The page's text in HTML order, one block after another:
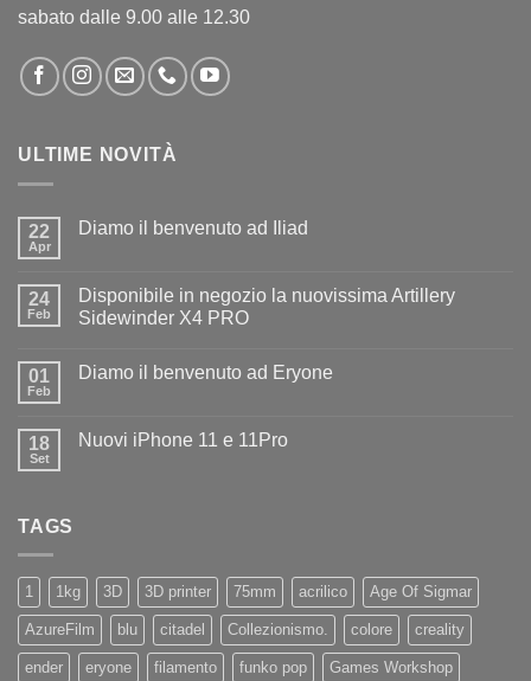
sabato dalle 9.00 alle 12.30
ULTIME NOVITÀ
22
Apr
Diamo il benvenuto ad Iliad
Diamo
il
benvenuto
24
Feb
Disponibile in negozio la nuovissima Artillery
Sidewinder X4 PRO
su
la
nuovissima
01
Feb
Diamo il benvenuto ad Eryone
Diamo
18
Set
Nuovi iPhone 11 e 11Pro
TAGS
1 1kg 3D 3D printer 75mm acrilico Age Of Sigmar
AzureFilm blu citadel Collezionismo. colore creality
ender eryone filamento funko pop Games Workshop